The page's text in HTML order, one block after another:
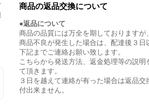
商品の返品交換について
●返品について
商品の品質には万全を期しておりますが
商品不良が発生した場合は、配達後３日
下記までご連絡お願い致します。
こちらから発送方法、返金処理等の説明
て頂きます。
３日を越えて連絡が有った場合は返品交
付出来ません。